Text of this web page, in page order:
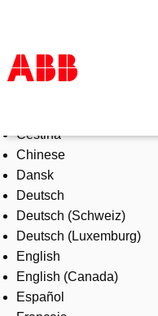
Products & Solutions
Industries
Services
About us
Where to buy
Contact us
Careers
Čeština
Chinese
Dansk
Deutsch
Deutsch (Schweiz)
Deutsch (Luxemburg)
English
English (Canada)
Español